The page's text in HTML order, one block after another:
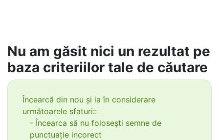
Nu am găsit nici un rezultat pe
baza criteriilor tale de căutare
Încearcă din nou și ia în considerare
următoarele sfaturi::
- Încearca să nu folosești semne de
punctuație incorect